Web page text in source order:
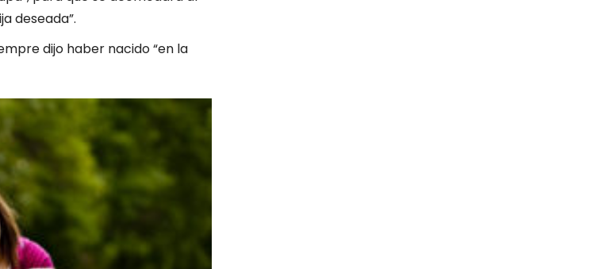
deseada”.
dijo haber nacido “en la